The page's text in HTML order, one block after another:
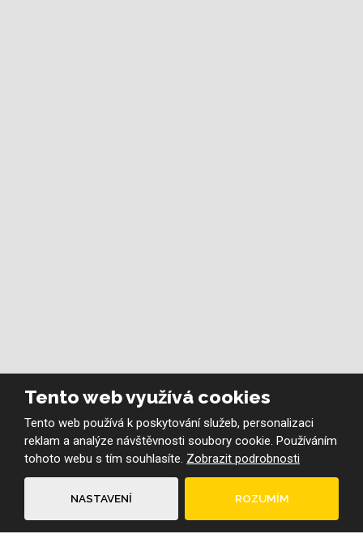
KONTAKTUJTE NÁS
Tento web využívá cookies
Tento web používá k poskytování služeb, personalizaci
reklam a analýze návštěvnosti soubory cookie. Používáním
tohoto webu s tím souhlasíte. Zobrazit podrobnosti
NASTAVENÍ ROZUMÍM